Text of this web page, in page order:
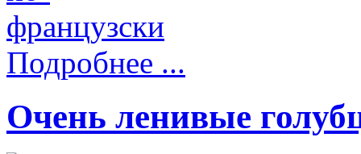
Подробнее ...
Очень ленивые